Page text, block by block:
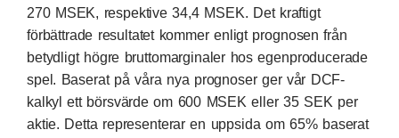
270 MSEK, respektive 34,4 MSEK. Det kraftigt
förbättrade resultatet kommer enligt prognosen från
betydligt högre bruttomarginaler hos egenproducerade
spel. Baserat på våra nya prognoser ger vår DCF-
kalkyl ett börsvärde om 600 MSEK eller 35 SEK per
aktie. Detta representerar en uppsida om 65% baserat